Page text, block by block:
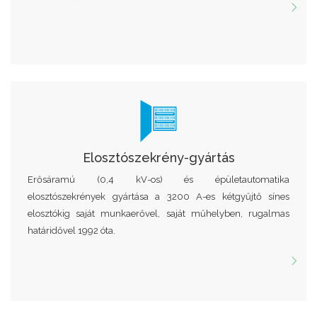
Elosztószekrény-gyártás
Erősáramú (0,4 kV-os) és épületautomatika
elosztószekrények gyártása a 3200 A-es kétgyűjtő sínes
elosztókig saját munkaerővel, saját műhelyben, rugalmas
határidővel 1992 óta.